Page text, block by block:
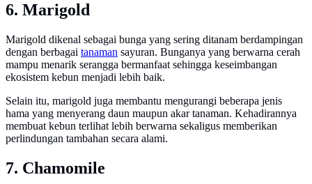
6. Marigold
Marigold dikenal sebagai bunga yang sering ditanam berdampingan
dengan berbagai tanaman sayuran. Bunganya yang berwarna cerah
mampu menarik serangga bermanfaat sehingga keseimbangan
ekosistem kebun menjadi lebih baik.
Selain itu, marigold juga membantu mengurangi beberapa jenis
hama yang menyerang daun maupun akar tanaman. Kehadirannya
membuat kebun terlihat lebih berwarna sekaligus memberikan
perlindungan tambahan secara alami.
7. Chamomile